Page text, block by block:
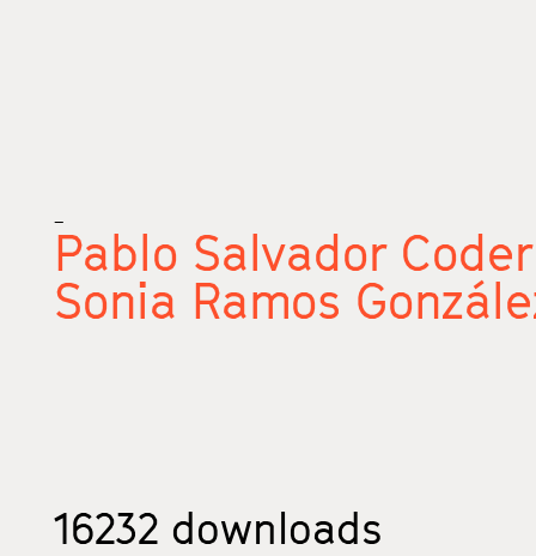
_
Pablo Salvador
Sonia Ramos
16232 downloads